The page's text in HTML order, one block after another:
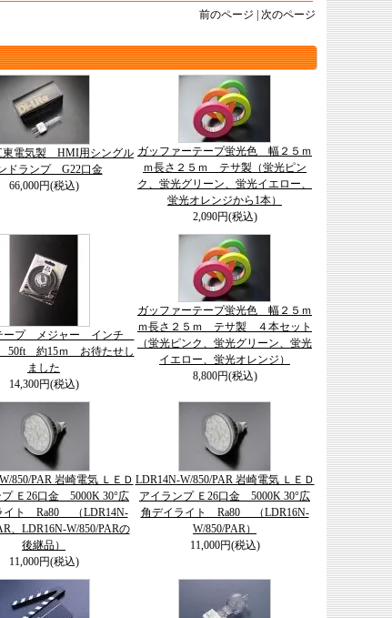
前のページ | 次のページ
東電気製 HMI用シングル
ドランプ G22口金
66,000円(税込)
ガッファーテープ蛍光色 幅２５ｍ
ｍ長さ２５ｍ テサ製（蛍光ピン
ク、蛍光グリーン、蛍光イエロー、
蛍光オレンジから1本）
2,090円(税込)
ープ メジャー インチ
50ft 約15ｍ お待たせし
ました
14,300円(税込)
ガッファーテープ蛍光色 幅２５ｍ
ｍ長さ２５ｍ テサ製 ４本セット
（蛍光ピンク、蛍光グリーン、蛍光
イエロー、蛍光オレンジ）
8,800円(税込)
850/PAR 岩崎電気 ＬＥＤ
プ Ｅ26口金 5000K 30°広
イト Ra80 （LDR14N-
、LDR16N-W/850/PARの
後継品）
11,000円(税込)
LDR14N-W/850/PAR 岩崎電気 ＬＥＤ
アイランプ Ｅ26口金 5000K 30°広
角デイライト Ra80 （LDR16N-
W/850/PAR）
11,000円(税込)